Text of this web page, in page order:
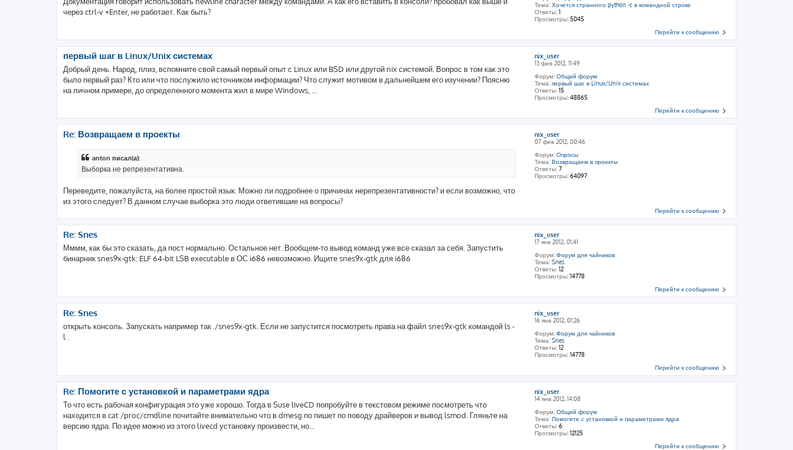
Тема: Хочется странного python -c в командной строке
Ответы: 1
Просмотры: 5045
через ctrl-v +Enter, не работает. Как быть?
Перейти к сообщению
nix_user
13 фев 2012, 11:49
Форум: Общий форум
Тема: первый шаг в Linux/Unix системах
Ответы: 15
Просмотры: 48865
первый шаг в Linux/Unix системах
Добрый день. Народ, плиз, вспомните свой самый первый опыт с Linux или BSD или другой nix системой. Вопрос в том как это
было первый раз? Кто или что послужило источником информации? Что служит мотивом в дальнейшем его изучении? Поясню
на личном примере, до определенного момента жил в мире Windows, ...
Перейти к сообщению
nix_user
07 фев 2012, 00:46
Форум: Опросы
Тема: Возвращаем в проекты
Ответы: 7
Просмотры: 64097
Re: Возвращаем в проекты
anton писал(а):
Выборка не репрезентативна.
Переведите, пожалуйста, на более простой язык. Можно ли подробнее о причинах нерепрезентативности? и если возможно, что
из этого следует? В данном случае выборка это люди ответившие на вопросы?
Перейти к сообщению
nix_user
17 янв 2012, 01:41
Форум: Форум для чайников
Тема: Snes
Ответы: 12
Просмотры: 14778
Re: Snes
Мммм, как бы это сказать, да пост нормально. Остальное нет. Вообщем-то вывод команд уже все сказал за себя. Запустить
бинарник snes9x-gtk: ELF 64-bit LSB executable в ОС i686 невозможно. Ищите snes9x-gtk для i686
Перейти к сообщению
nix_user
16 янв 2012, 01:26
Форум: Форум для чайников
Тема: Snes
Ответы: 12
Просмотры: 14778
Re: Snes
открыть консоль. Запускать например так ./snes9x-gtk. Если не запустится посмотреть права на файл snes9x-gtk командой ls -
l .
Перейти к сообщению
nix_user
14 янв 2012, 14:08
Форум: Общий форум
Тема: Помогите с установкой и параметрами ядра
Ответы: 6
Просмотры: 12125
Re: Помогите с установкой и параметрами ядра
То что есть рабочая конфигурация это уже хорошо. Тогда в Suse liveCD попробуйте в текстовом режиме посмотреть что
находится в cat /proc/cmdline почитайте внимательно что в dmesg по пишет по поводу драйверов и вывод lsmod. Гляньте на
версию ядра. По идее можно из этого livecd установку произвести, но...
Перейти к сообщению